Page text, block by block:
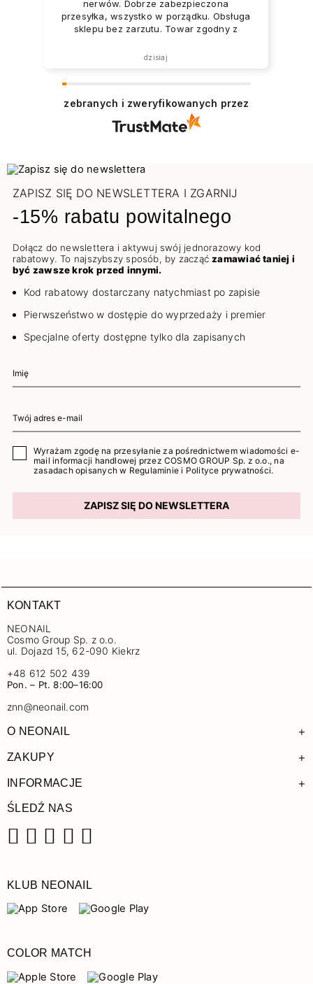
nerwów. Dobrze zabezpieczona
przesyłka, wszystko w porządku. Obsługa
sklepu bez zarzutu. Towar zgodny z
została zrealizowana ekspresowo.
dzisiaj
zebranych i zweryfikowanych przez
ZAPISZ SIĘ DO NEWSLETTERA I ZGARNIJ
-15% rabatu powitalnego
Dołącz do newslettera i aktywuj swój jednorazowy kod
rabatowy. To najszybszy sposób, by zacząćzamawiać taniej i
być zawsze krok przed innymi.
Kod rabatowy dostarczany natychmiast po zapisie
Pierwszeństwo w dostępie do wyprzedaży i premier
Specjalne oferty dostępne tylko dla zapisanych
Wyrażam zgodę na przesyłanie za pośrednictwem wiadomości e-
mail informacji handlowej przez COSMO GROUP Sp. z o.o., na
zasadach opisanych w Regulaminie i Polityce prywatności.
ZAPISZ SIĘ DO NEWSLETTERA
KONTAKT
NEONAIL
Cosmo Group Sp. z o.o.
ul. Dojazd 15, 62-090 Kiekrz
+48 612 502 439
Pon. – Pt. 8:00–16:00
znn@neonail.com
O NEONAIL +
ZAKUPY +
INFORMACJE +
ŚLEDŹ NAS
KLUB NEONAIL
COLOR MATCH